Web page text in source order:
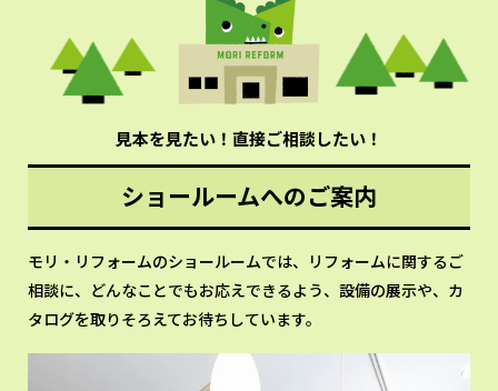
見本を見たい！直接ご相談したい！
ショールームへのご案内
モリ・リフォームのショールームでは、リフォームに関するご
相談に、どんなことでもお応えできるよう、設備の展示や、カ
タログを取りそろえてお待ちしています。